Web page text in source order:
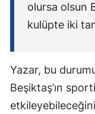
olursa olsun
kulüpte iki
Yazar, bu
Beşiktaş’ın